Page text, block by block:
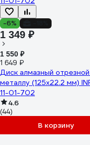
-6%
1 349 ₽
1 550 ₽
1 649 ₽
Диск алмазный
металлу (125х22.2 мм)
11-01-702
4.6
(44)
В корзину